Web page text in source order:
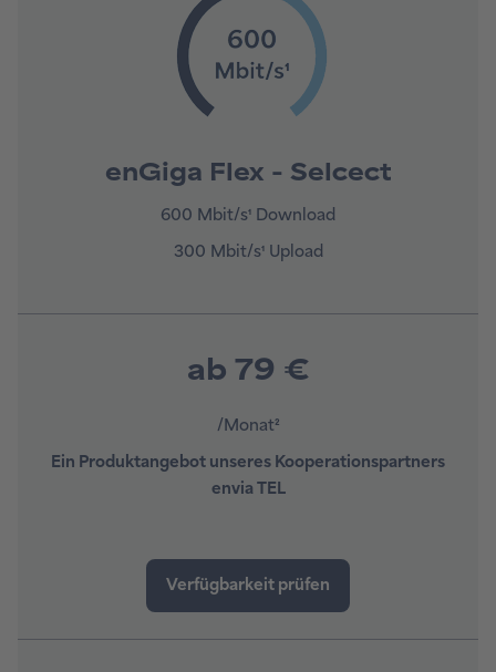
enGiga Flex - Selcect
600 Mbit/s¹ Download
300 Mbit/s¹ Upload
ab 79 €
/Monat²
Ein Produktangebot unseres Kooperationspartners
envia TEL